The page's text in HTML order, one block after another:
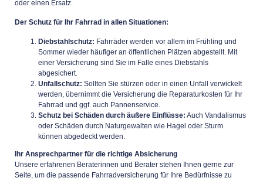
oder einen Ersatz.
Der Schutz für Ihr Fahrrad in allen Situationen:
Diebstahlschutz: Fahrräder werden vor allem im Frühling und
Sommer wieder häufiger an öffentlichen Plätzen abgestellt. Mit
einer Versicherung sind Sie im Falle eines Diebstahls
abgesichert.
Unfallschutz: Sollten Sie stürzen oder in einen Unfall verwickelt
werden, übernimmt die Versicherung die Reparaturkosten für Ihr
Fahrrad und ggf. auch Pannenservice.
Schutz bei Schäden durch äußere Einflüsse: Auch Vandalismus
oder Schäden durch Naturgewalten wie Hagel oder Sturm
können abgedeckt werden.
Ihr Ansprechpartner für die richtige Absicherung
Unsere erfahrenen Beraterinnen und Berater stehen Ihnen gerne zur
Seite, um die passende Fahrradversicherung für Ihre Bedürfnisse zu